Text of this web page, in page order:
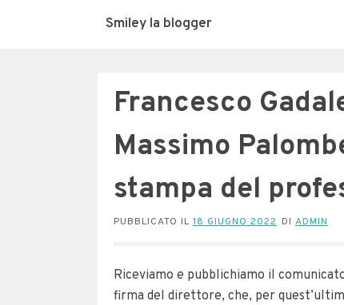
Smiley la blogger
Francesco
Massimo
stampa del
PUBBLICATO IL 18 GIUGNO 2022 DI ADMIN
Riceviamo e pubblichiamo il
firma del direttore, che, per